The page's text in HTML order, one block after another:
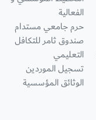
الفعالية
حرم جامعي مستدام
صندوق ثامر للتكافل
التعليمي
تسجيل الموردين
الوثائق المؤسسية